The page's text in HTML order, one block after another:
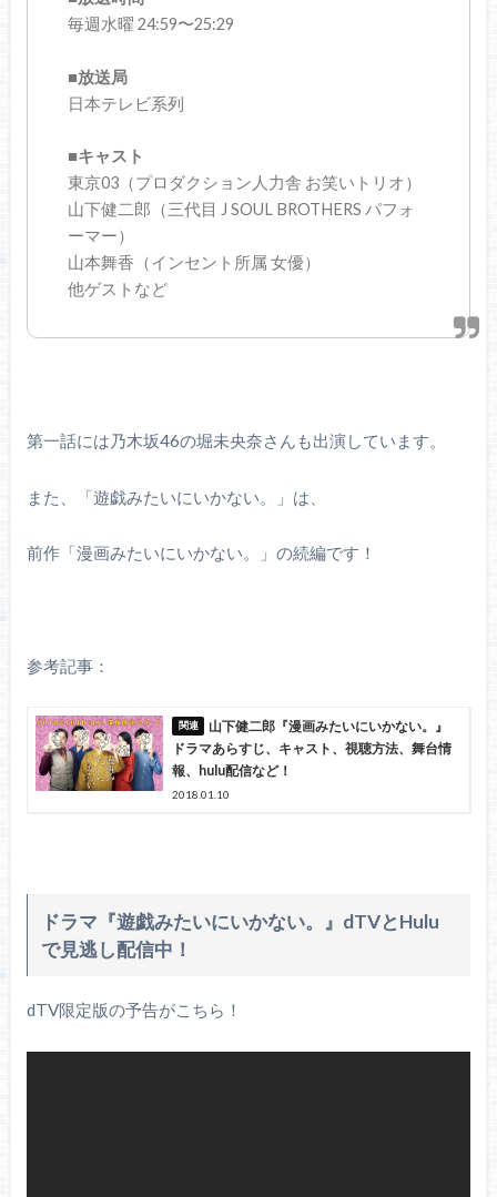
毎週水曜 24:59〜25:29
■放送局
日本テレビ系列
■キャスト
東京03（プロダクション人力舎 お笑いトリオ）
山下健二郎（三代目 J SOUL BROTHERS パフォ
ーマー）
山本舞香（インセント所属 女優）
他ゲストなど
第一話には乃木坂46の堀未央奈さんも出演しています。
また、「遊戯みたいにいかない。」は、
前作「漫画みたいにいかない。」の続編です！
参考記事：
山下健二郎『漫画みたいにいかない。』
ドラマあらすじ、キャスト、視聴方法、舞台情
報、hulu配信など！
2018.01.10
ドラマ『遊戯みたいにいかない。』dTVとHulu
で見逃し配信中！
dTV限定版の予告がこちら！